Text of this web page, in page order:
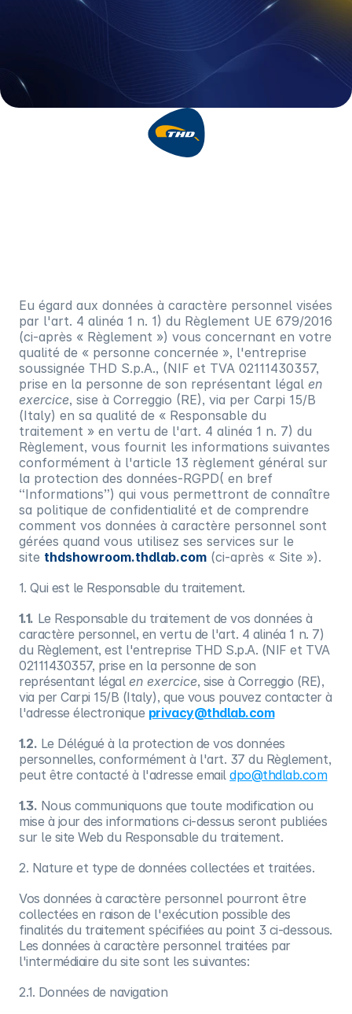
Eu égard aux données à caractère personnel visées
par l'art. 4 alinéa 1 n. 1) du Règlement UE 679/2016
(ci-après « Règlement ») vous concernant en votre
qualité de « personne concernée », l'entreprise
soussignée THD S.p.A., (NIF et TVA 02111430357,
prise en la personne de son représentant légal en
exercice, sise à Correggio (RE), via per Carpi 15/B
(Italy) en sa qualité de « Responsable du
traitement » en vertu de l'art. 4 alinéa 1 n. 7) du
Règlement, vous fournit les informations suivantes
conformément à l'article 13 règlement général sur
la protection des données-RGPD( en bref
“Informations”) qui vous permettront de connaître
sa politique de confidentialité et de comprendre
comment vos données à caractère personnel sont
gérées quand vous utilisez ses services sur le
site thdshowroom.thdlab.com (ci-après « Site »).
1. Qui est le Responsable du traitement.
1.1. Le Responsable du traitement de vos données à
caractère personnel, en vertu de l'art. 4 alinéa 1 n. 7)
du Règlement, est l'entreprise THD S.p.A. (NIF et TVA
02111430357, prise en la personne de son
représentant légal en exercice, sise à Correggio (RE),
via per Carpi 15/B (Italy), que vous pouvez contacter à
l'adresse électronique privacy@thdlab.com
1.2. Le Délégué à la protection de vos données
personnelles, conformément à l'art. 37 du Règlement,
peut être contacté à l'adresse emaildpo@thdlab.com
1.3. Nous communiquons que toute modification ou
mise à jour des informations ci-dessus seront publiées
sur le site Web du Responsable du traitement.
2. Nature et type de données collectées et traitées.
Vos données à caractère personnel pourront être
collectées en raison de l'exécution possible des
finalités du traitement spécifiées au point 3 ci-dessous.
Les données à caractère personnel traitées par
l'intermédiaire du site sont les suivantes:
2.1. Données de navigation